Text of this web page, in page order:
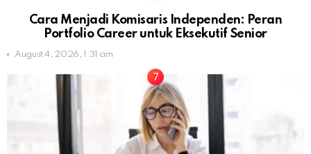
Cara Menjadi Komisaris Independen: Peran
Portfolio Career untuk Eksekutif Senior
August 4, 2026, 1:31 am